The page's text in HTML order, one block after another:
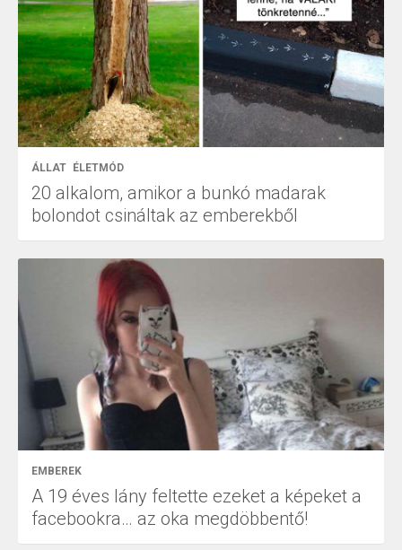
ÁLLAT ÉLETMÓD
20 alkalom, amikor a bunkó madarak
bolondot csináltak az emberekből
EMBEREK
A 19 éves lány feltette ezeket a képeket a
facebookra… az oka megdöbbentő!